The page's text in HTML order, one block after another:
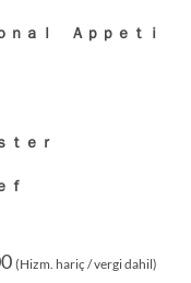
ａｌ Ａｐｐｅｔｉ
ｅｒ
(Hizm. hariç / vergi dahil)